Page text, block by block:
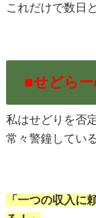
これだけで数日
■せどら
私はせどりを否
常々警鐘してい
「一つの収入に